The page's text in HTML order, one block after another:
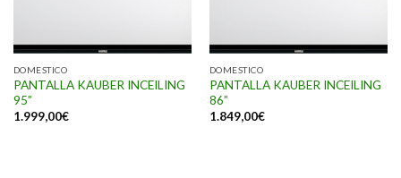
DOMESTICO
PANTALLA KAUBER INCEILING
95”
1.999,00€
DOMESTICO
PANTALLA KAUBER INCEILING
86”
1.849,00€